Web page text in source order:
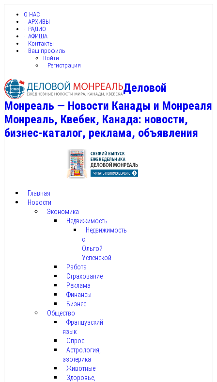
О НАС
АРХИВЫ
РАДИО
АФИША
Контакты
Ваш профиль
Войти
Регистрация
Деловой
Монреаль — Новости Канады и Монреаля
Монреаль, Квебек, Канада: новости,
бизнес-каталог, реклама, объявления
Главная
Новости
Экономика
Недвижимость
Недвижимость
с
Ольгой
Успенской
Работа
Страхование
Реклама
Финансы
Бизнес
Общество
Французский
язык
Опрос
Астрология,
эзотерика
Животные
Здоровье,